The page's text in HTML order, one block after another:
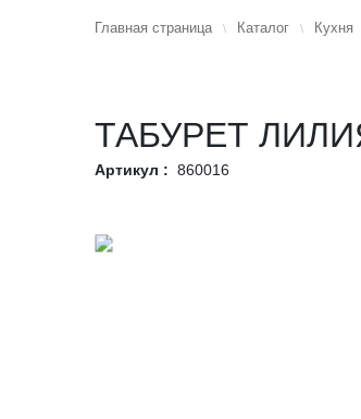
Главная страница Каталог Кухня
ТАБУРЕТ
Артикул : 860016